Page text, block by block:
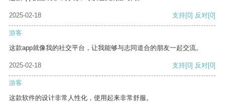
2025-02-18 支持[0] 反对[0]
游客
这款app就像我的社交平台，让我能够与志同道合的朋友一起交流。
2025-02-18 支持[0] 反对[0]
游客
这款软件的设计非常人性化，使用起来非常舒服。